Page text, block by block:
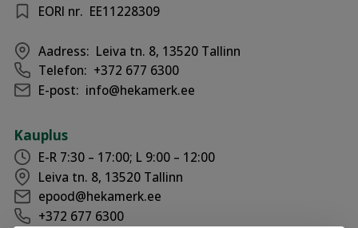
EORI nr. EE11228309
Aadress: Leiva tn. 8, 13520 Tallinn
Telefon: +372 677 6300
E-post: info@hekamerk.ee
Kauplus
E-R 7:30 – 17:00; L 9:00 – 12:00
Leiva tn. 8, 13520 Tallinn
epood@hekamerk.ee
+372 677 6300